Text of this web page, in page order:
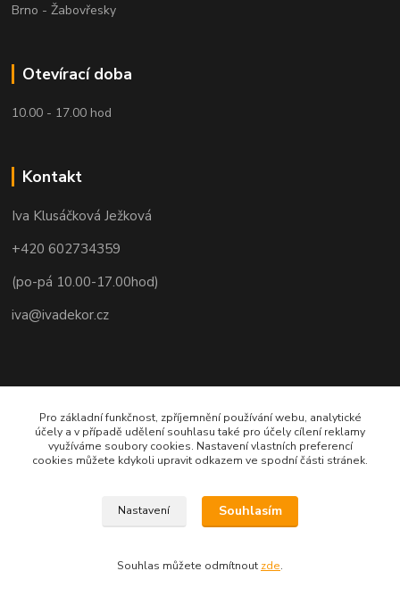
Brno - Žabovřesky
Otevírací doba
10.00 - 17.00 hod
Kontakt
Iva Klusáčková Ježková
+420 602734359
(po-pá 10.00-17.00hod)
iva@ivadekor.cz
Pro základní funkčnost, zpříjemnění používání webu, analytické
účely a v případě udělení souhlasu také pro účely cílení reklamy
využíváme soubory cookies. Nastavení vlastních preferencí
cookies můžete kdykoli upravit odkazem ve spodní části stránek.
Nastavení Souhlasím
Souhlas můžete odmítnout zde.